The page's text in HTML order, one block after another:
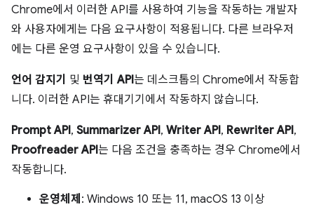
Chrome에서 이러한 API를 사용하여 기능을 작동하는 개발자
와 사용자에게는 다음 요구사항이 적용됩니다. 다른 브라우저
에는 다른 운영 요구사항이 있을 수 있습니다.
언어 감지기 및 번역기 API는 데스크톱의 Chrome에서 작동합
니다. 이러한 API는 휴대기기에서 작동하지 않습니다.
Prompt API, Summarizer API, Writer API, Rewriter API,
Proofreader API는 다음 조건을 충족하는 경우 Chrome에서
작동합니다.
운영체제 : Windows 10 또는 11, macOS 13 이상